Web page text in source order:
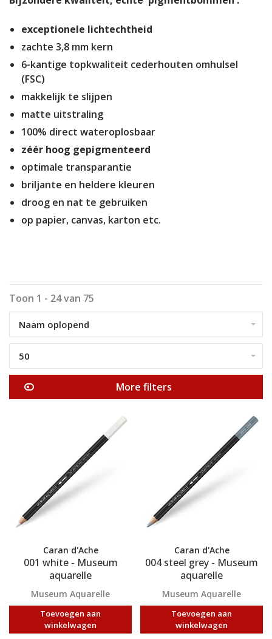
exceptionele lichtechtheid
zachte 3,8 mm kern
6-kantige topkwaliteit cederhouten omhulsel
(FSC)
makkelijk te slijpen
matte uitstraling
100% direct wateroplosbaar
zéér hoog gepigmenteerd
optimale transparantie
briljante en heldere kleuren
droog en nat te gebruiken
op papier, canvas, karton etc.
Toon 1 - 24 van 75
Naam oplopend
50
More filters
Caran d'Ache
001 white - Museum
aquarelle
Museum Aquarelle
Toevoegen aan
winkelwagen
Caran d'Ache
004 steel grey - Museum
aquarelle
Museum Aquarelle
Toevoegen aan
winkelwagen